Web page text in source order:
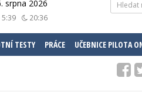
srpna 2026
5:39 20:36
TESTY PRÁCE UČEBNICE PILOTA